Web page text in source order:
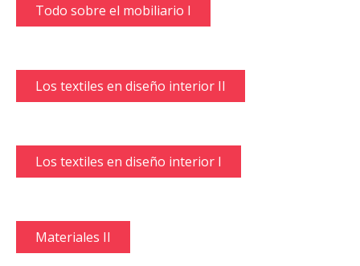
Todo sobre el mobiliario I
Los textiles en diseño interior II
Los textiles en diseño interior I
Materiales II